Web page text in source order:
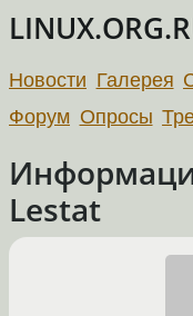
Новости Галерея
Форум Опросы
Lestat